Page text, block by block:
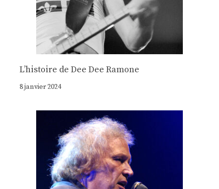
Lʼhistoire de Dee Dee Ramone
8 janvier 2024